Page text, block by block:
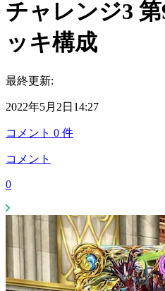
チャレンジ3
ッキ構成
最終更新:
2022年5月2日14:27
コメント 0 件
コメント
0